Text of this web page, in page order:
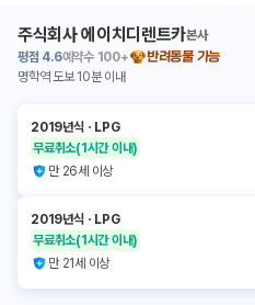
주식회사 에이치디렌트카본사
평점 4.6예약수 100+
반려동물 가능
명학역 도보 10분 이내
2019년식 ㆍ LPG
무료취소(1시간 이내)
만 26세 이상
2019년식 ㆍ LPG
무료취소(1시간 이내)
만 21세 이상